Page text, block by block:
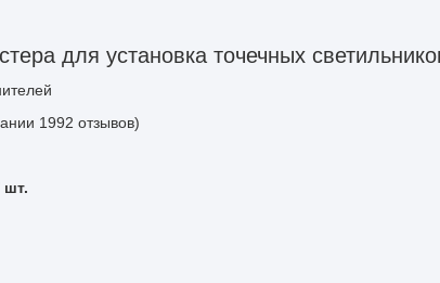
для установка точечных
1992 отзывов)
шт.